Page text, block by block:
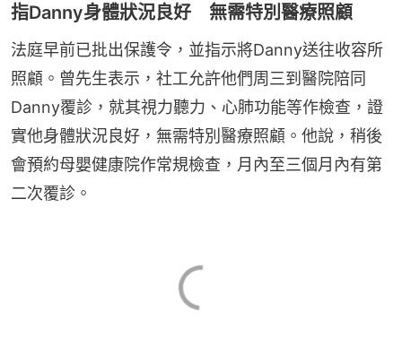
指Danny身體狀況良好 無需特別醫療照顧
法庭早前已批出保護令，並指示將Danny送往收容所
照顧。曾先生表示，社工允許他們周三到醫院陪同
Danny覆診，就其視力聽力、心肺功能等作檢查，證
實他身體狀況良好，無需特別醫療照顧。他說，稍後
會預約母嬰健康院作常規檢查，月內至三個月內有第
二次覆診。